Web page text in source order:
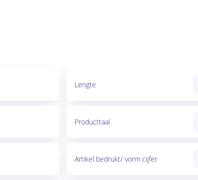
Lengte
Producttaal
Artikel bedrukt/ vorm cijfer